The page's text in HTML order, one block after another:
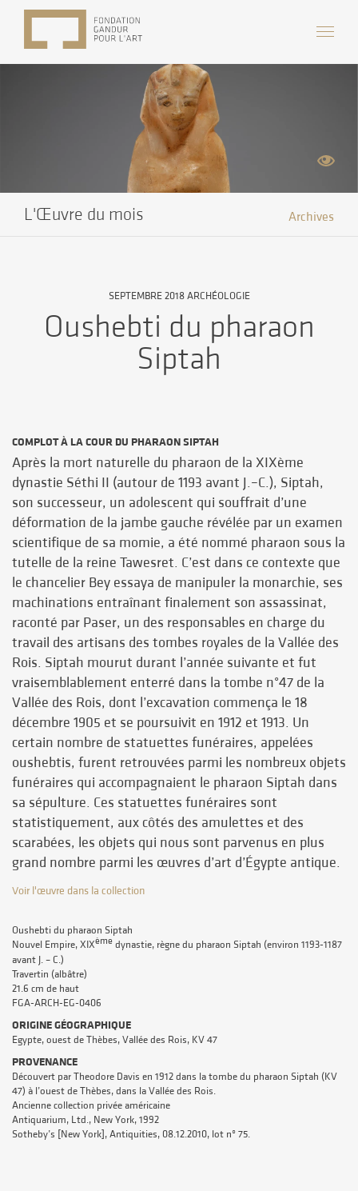
L'Œuvre du mois Archives
SEPTEMBRE 2018 ARCHÉOLOGIE
Oushebti du pharaon
Siptah
COMPLOT À LA COUR DU PHARAON SIPTAH
Après la mort naturelle du pharaon de la XIXème
dynastie Séthi II (autour de 1193 avant J.–C.), Siptah,
son successeur, un adolescent qui souffrait d’une
déformation de la jambe gauche révélée par un examen
scientifique de sa momie, a été nommé pharaon sous la
tutelle de la reine Tawesret. C’est dans ce contexte que
le chancelier Bey essaya de manipuler la monarchie, ses
machinations entraînant finalement son assassinat,
raconté par Paser, un des responsables en charge du
travail des artisans des tombes royales de la Vallée des
Rois. Siptah mourut durant l’année suivante et fut
vraisemblablement enterré dans la tombe n°47 de la
Vallée des Rois, dont l’excavation commença le 18
décembre 1905 et se poursuivit en 1912 et 1913. Un
certain nombre de statuettes funéraires, appelées
oushebtis, furent retrouvées parmi les nombreux objets
funéraires qui accompagnaient le pharaon Siptah dans
sa sépulture. Ces statuettes funéraires sont
statistiquement, aux côtés des amulettes et des
scarabées, les objets qui nous sont parvenus en plus
grand nombre parmi les œuvres d’art d’Égypte antique.
Voir l'œuvre dans la collection
Oushebti du pharaon Siptah
Nouvel Empire, XIXème dynastie, règne du pharaon Siptah (environ 1193-1187
avant J. – C.)
Travertin (albâtre)
21.6 cm de haut
FGA-ARCH-EG-0406
ORIGINE GÉOGRAPHIQUE
Egypte, ouest de Thèbes, Vallée des Rois, KV 47
PROVENANCE
Découvert par Theodore Davis en 1912 dans la tombe du pharaon Siptah (KV
47) à l’ouest de Thèbes, dans la Vallée des Rois.
Ancienne collection privée américaine
Antiquarium, Ltd., New York, 1992
Sotheby’s [New York], Antiquities, 08.12.2010, lot nº 75.